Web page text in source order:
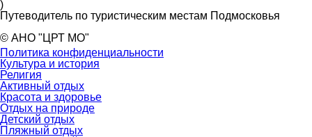
Путеводитель по туристическим местам Подмосковья
© АНО "ЦРТ МО"
Политика конфиденциальности
Культура и история
Религия
Активный отдых
Красота и здоровье
Отдых на природе
Детский отдых
Пляжный отдых